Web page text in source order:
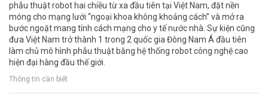
phẫu thuật robot hai chiều từ xa đầu tiên tại Việt Nam, đặt nền
móng cho mạng lưới “ngoại khoa không khoảng cách” và mở ra
bước ngoặt mang tính cách mạng cho y tế nước nhà. Sự kiện cũng
đưa Việt Nam trở thành 1 trong 2 quốc gia Đông Nam Á đầu tiên
làm chủ mô hình phẫu thuật bằng hệ thống robot công nghệ cao
hiện đại hàng đầu thế giới.
Thông tin cần biết